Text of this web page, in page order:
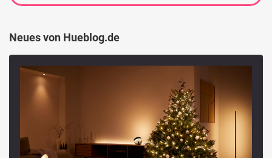
Neues von Hueblog.de